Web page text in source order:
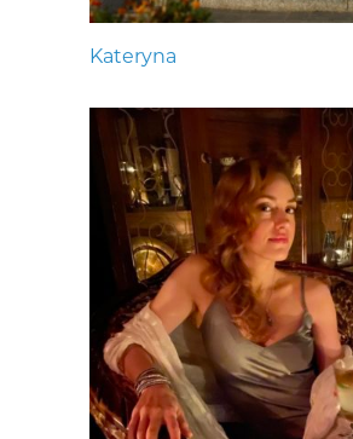
Kateryna